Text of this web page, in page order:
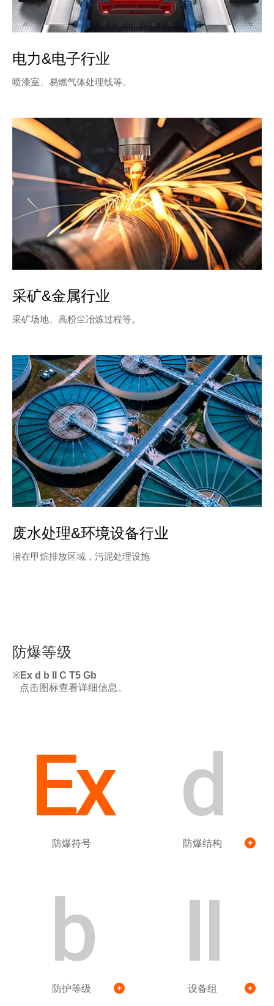
电力&电子行业
喷漆室、易燃气体处理线等。
采矿&金属行业
采矿场地、高粉尘冶炼过程等。
废水处理&环境设备行业
潜在甲烷排放区域，污泥处理设施
防爆等级
※Ex d b II C T5 Gb
点击图标查看详细信息。
Ex
防爆符号
d
防爆结构
b
防护等级
II
设备组